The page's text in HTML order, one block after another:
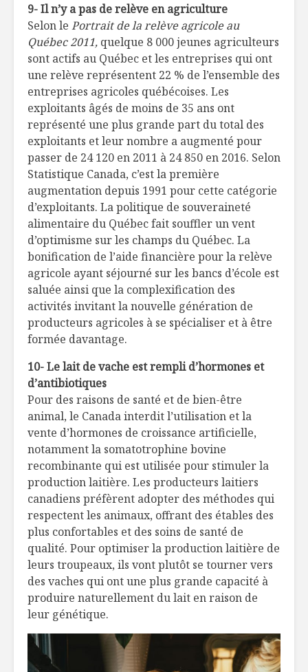
9- Il n’y a pas de relève en agriculture
Selon le Portrait de la relève agricole au
Québec 2011, quelque 8 000 jeunes agriculteurs
sont actifs au Québec et les entreprises qui ont
une relève représentent 22 % de l’ensemble des
entreprises agricoles québécoises. Les
exploitants âgés de moins de 35 ans ont
représenté une plus grande part du total des
exploitants et leur nombre a augmenté pour
passer de 24 120 en 2011 à 24 850 en 2016. Selon
Statistique Canada, c’est la première
augmentation depuis 1991 pour cette catégorie
d’exploitants. La politique de souveraineté
alimentaire du Québec fait souffler un vent
d’optimisme sur les champs du Québec. La
bonification de l’aide financière pour la relève
agricole ayant séjourné sur les bancs d’école est
saluée ainsi que la complexification des
activités invitant la nouvelle génération de
producteurs agricoles à se spécialiser et à être
formée davantage.
10- Le lait de vache est rempli d’hormones et
d’antibiotiques
Pour des raisons de santé et de bien-être
animal, le Canada interdit l’utilisation et la
vente d’hormones de croissance artificielle,
notamment la somatotrophine bovine
recombinante qui est utilisée pour stimuler la
production laitière. Les producteurs laitiers
canadiens préfèrent adopter des méthodes qui
respectent les animaux, offrant des étables des
plus confortables et des soins de santé de
qualité. Pour optimiser la production laitière de
leurs troupeaux, ils vont plutôt se tourner vers
des vaches qui ont une plus grande capacité à
produire naturellement du lait en raison de
leur génétique.